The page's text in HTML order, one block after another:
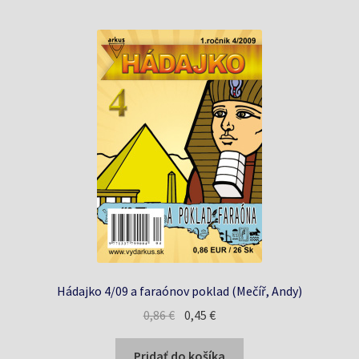
Hádajko 4/09 a faraónov poklad (Mečíř, Andy)
0,86€ Pôvodná
cena
bola:
0,45€Aktuálna
cena
je: